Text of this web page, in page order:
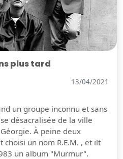
plus tard
13/04/2021
un groupe inconnu et sans
désacralisée de la ville
À peine deux
choisi un nom R.E.M. , et ilt
un album "Murmur".